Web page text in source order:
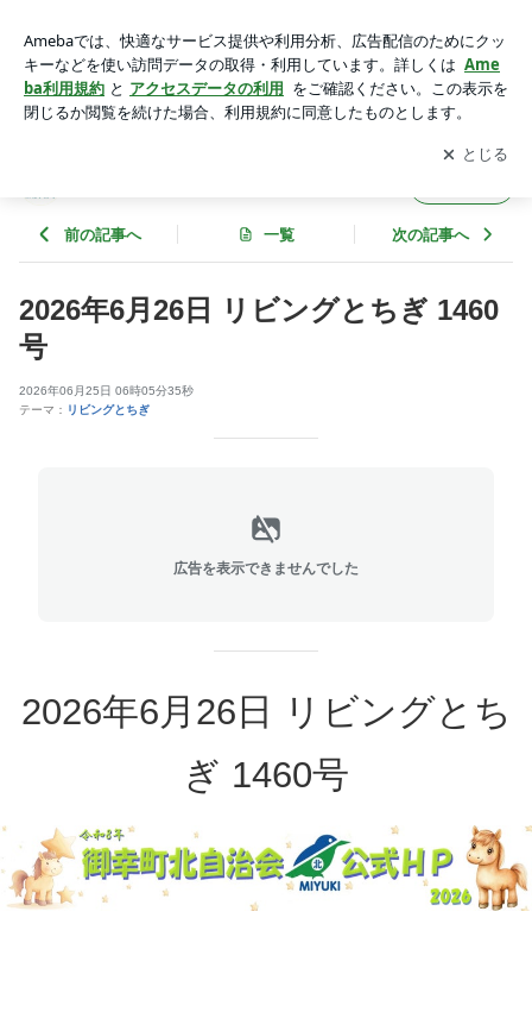
アプリをダウンロードして ブログの更新通知
を受け取りまし
ょう。
開く
前の記事へ 一覧 次の記事へ
2026年6月26日 リビングとちぎ 1460
号
2026年06月25日 06時05分35秒
テーマ： リビングとちぎ
広告を表示できませんでした
2026年6月26日 リビングとち
ぎ 1460号